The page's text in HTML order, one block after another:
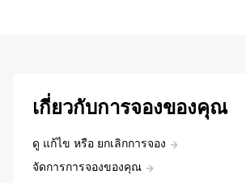
เกี่ยวกับการจองของคุณ
ดู แก้ไข หรือ ยกเลิกการจอง
จัดการการจองของคุณ